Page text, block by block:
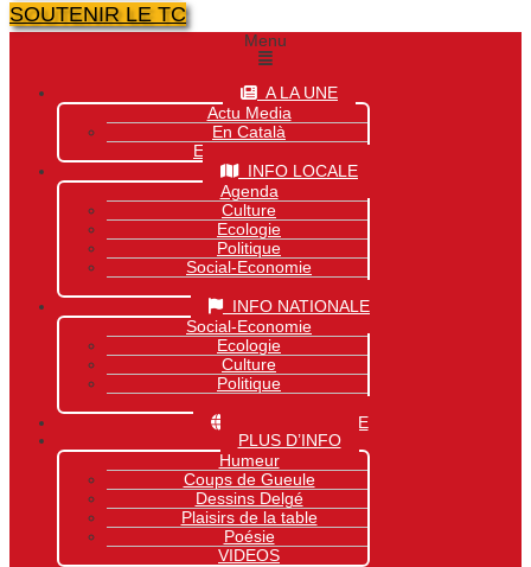
SOUTENIR LE TC
Menu
A LA UNE
Actu Media
En Català
Exclusivité Site
INFO LOCALE
Agenda
Culture
Ecologie
Politique
Social-Economie
INFO NATIONALE
Social-Economie
Ecologie
Culture
Politique
INFO MONDIALE
PLUS D’INFO
Humeur
Coups de Gueule
Dessins Delgé
Plaisirs de la table
Poésie
VIDEOS